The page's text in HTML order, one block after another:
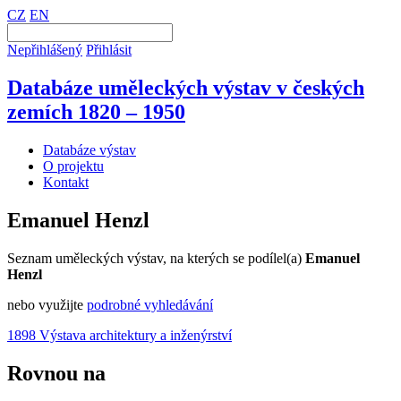
CZ EN
Nepřihlášený Přihlásit
Databáze uměleckých výstav v českých
zemích 1820 – 1950
Databáze výstav
O projektu
Kontakt
Emanuel Henzl
Seznam uměleckých výstav, na kterých se podílel(a) Emanuel
Henzl
nebo využijte podrobné vyhledávání
1898 Výstava architektury a inženýrství
Rovnou na